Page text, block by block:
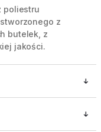
poliestru
z
butelek, z
jakości.